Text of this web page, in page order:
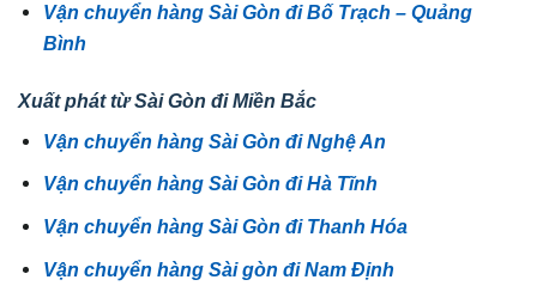
Vận chuyển hàng Sài Gòn đi Bố Trạch – Quảng
Bình
Xuất phát từ Sài Gòn đi Miền Bắc
Vận chuyển hàng Sài Gòn đi Nghệ An
Vận chuyển hàng Sài Gòn đi Hà Tĩnh
Vận chuyển hàng Sài Gòn đi Thanh Hóa
Vận chuyển hàng Sài gòn đi Nam Định